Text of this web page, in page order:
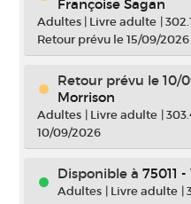
Françoise Sagan
Adultes | Livre adulte |
Retour prévu le 15/09/2026
Retour prévu le 10/
Morrison
Adultes | Livre adulte |
10/09/2026
Disponible à 75011
Adultes | Livre adulte |